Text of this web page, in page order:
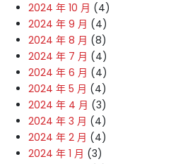
2024 年 10 月 (4)
2024 年 9 月 (4)
2024 年 8 月 (8)
2024 年 7 月 (4)
2024 年 6 月 (4)
2024 年 5 月 (4)
2024 年 4 月 (3)
2024 年 3 月 (4)
2024 年 2 月 (4)
2024 年 1 月 (3)